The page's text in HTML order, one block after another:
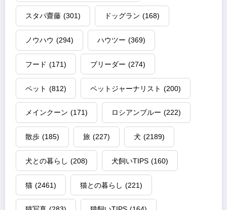
スタパ齋藤 (301) ドッグラン (168)
ノウハウ (294) ハウツー (369)
フード (171) ブリーダー (274)
ペット (812) ペットジャーナリスト (200)
メインクーン (171) ロシアンブルー (222)
散歩 (185) 旅 (227) 犬 (2189)
犬との暮らし (208) 犬飼いTIPS (160)
猫 (2461) 猫との暮らし (221)